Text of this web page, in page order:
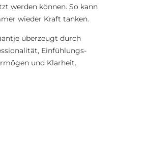
werden können. So kann
wieder Kraft tanken.
überzeugt durch
Einfühlungs-
und Klarheit.